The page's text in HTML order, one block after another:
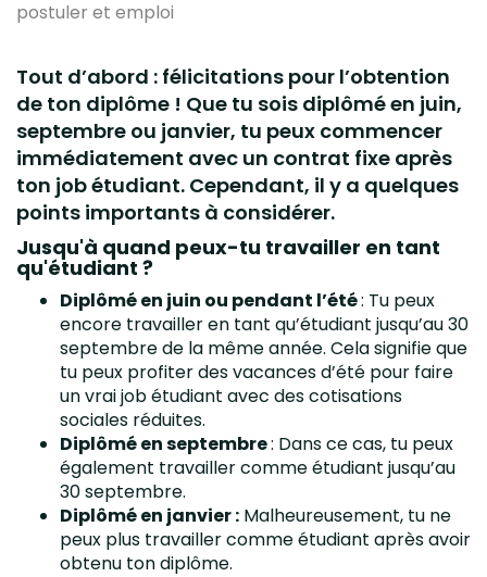
postuler et emploi
Tout d’abord : félicitations pour l’obtention
de ton diplôme ! Que tu sois diplômé en juin,
septembre ou janvier, tu peux commencer
immédiatement avec un contrat fixe après
ton job étudiant. Cependant, il y a quelques
points importants à considérer.
Jusqu'à quand peux-tu travailler en tant
qu'étudiant ?
Diplômé en juin ou pendant l’été: Tu peux
encore travailler en tant qu’étudiant jusqu’au 30
septembre de la même année. Cela signifie que
tu peux profiter des vacances d’été pour faire
un vrai job étudiant avec des cotisations
sociales réduites.
Diplômé en septembre: Dans ce cas, tu peux
également travailler comme étudiant jusqu’au
30 septembre.
Diplômé en janvier : Malheureusement, tu ne
peux plus travailler comme étudiant après avoir
obtenu ton diplôme.